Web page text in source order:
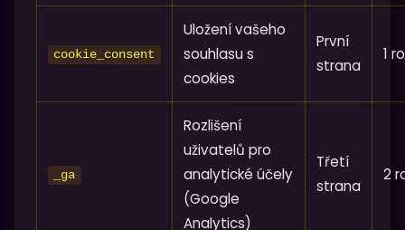
cookie_consent
Uložení vašeho
souhlasu s
cookies
První
strana
1
_ga
Rozlišení
uživatelů pro
analytické účely
(Google
Analytics)
Třetí
strana
2